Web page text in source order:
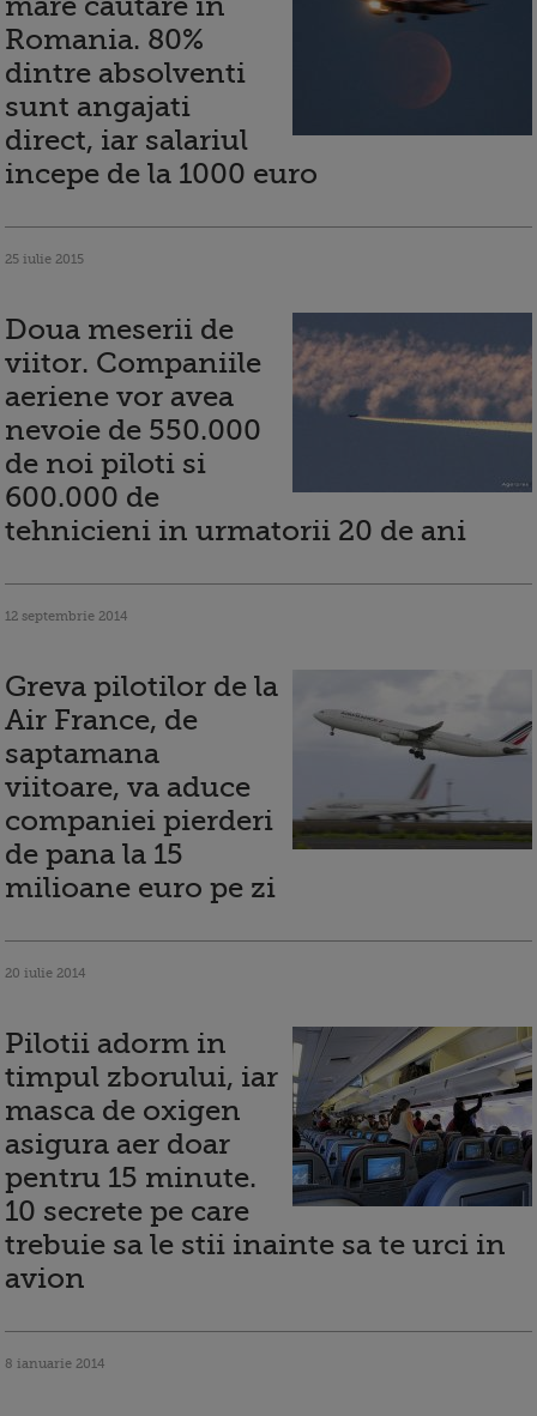
Romania. 80%
dintre absolventi
sunt angajati
direct, iar salariul
incepe de la 1000 euro
25 iulie 2015
Doua meserii de
viitor. Companiile
aeriene vor avea
nevoie de 550.000
de noi piloti si
600.000 de
tehnicieni in urmatorii 20 de ani
12 septembrie 2014
Greva pilotilor de la
Air France, de
saptamana
viitoare, va aduce
companiei pierderi
de pana la 15
milioane euro pe zi
20 iulie 2014
Pilotii adorm in
timpul zborului, iar
masca de oxigen
asigura aer doar
pentru 15 minute.
10 secrete pe care
trebuie sa le stii inainte sa te urci in
avion
8 ianuarie 2014